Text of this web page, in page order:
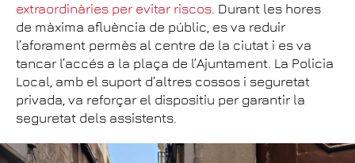
extraordinàries per evitar riscos. Durant les hores
de màxima afluència de públic, es va reduir
l’aforament permès al centre de la ciutat i es va
tancar l’accés a la plaça de l’Ajuntament. La Policia
Local, amb el suport d’altres cossos i seguretat
privada, va reforçar el dispositiu per garantir la
seguretat dels assistents.